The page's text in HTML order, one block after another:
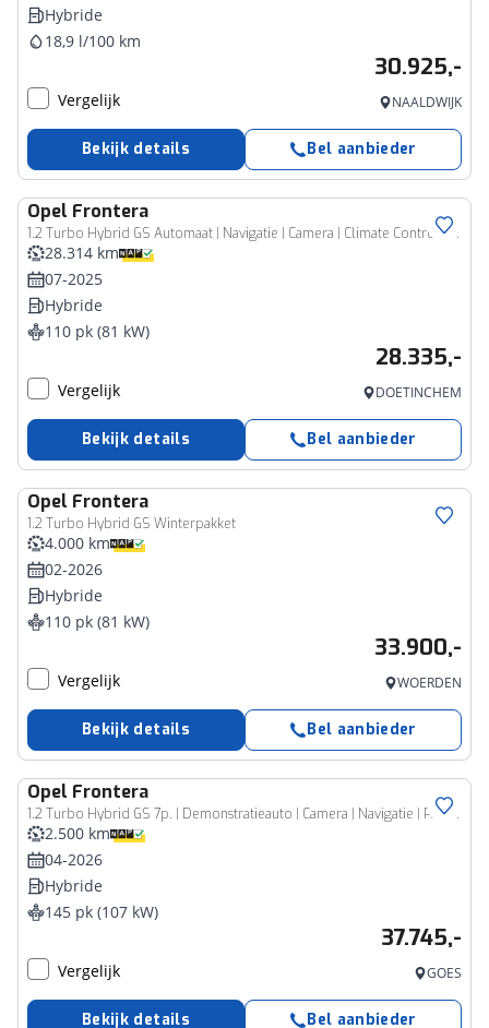
Hybride
18,9 l/100 km
30.925,-
Vergelijk NAALDWIJK
Bekijk details Bel aanbieder
Opel Frontera
1.2 Turbo Hybrid GS Automaat | Navigatie | Camera | Climate Control | Apple Carplay | Stoel-/Stuurwielverwarming |
28.314 km
07-2025
Hybride
110 pk (81 kW)
28.335,-
Vergelijk DOETINCHEM
Bekijk details Bel aanbieder
Opel Frontera
1.2 Turbo Hybrid GS Winterpakket
4.000 km
02-2026
Hybride
110 pk (81 kW)
33.900,-
Vergelijk WOERDEN
Bekijk details Bel aanbieder
Opel Frontera
1.2 Turbo Hybrid GS 7p. | Demonstratieauto | Camera | Navigatie | Parkeersensoren Voor&Achter | 7 personen! | Winterpack | Dakrails | Mistlichten Voor | 2 + 6 jaar speciale garantie!
2.500 km
04-2026
Hybride
145 pk (107 kW)
37.745,-
Vergelijk GOES
Bekijk details Bel aanbieder